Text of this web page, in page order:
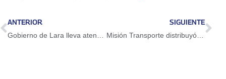
ANTERIOR SIGUIENTE
Misión Transporte distribuyó baterías y lubricantes a más de 1.400 transportistas de Barinas